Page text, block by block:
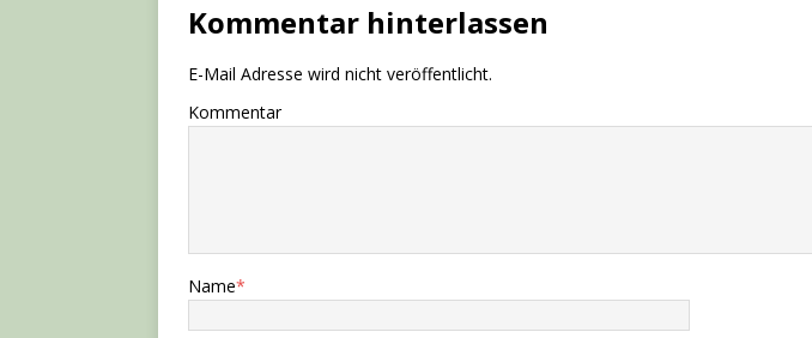
Kommentar hinterlassen
E-Mail Adresse wird nicht veröffentlicht.
Kommentar
Name*